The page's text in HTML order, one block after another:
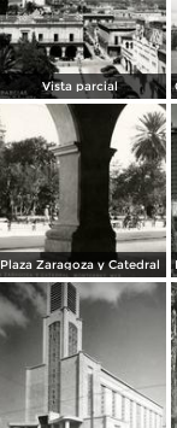
Vista parcial
Plaza Zaragoza y Catedral